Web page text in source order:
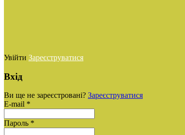
Увійти Зареєструватися
Вхід
Ви ще не зареєстровані? Зареєструватися
E-mail *
Пароль *